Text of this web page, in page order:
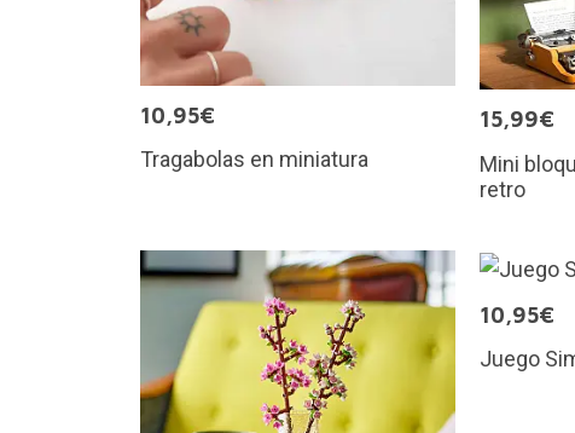
10,95€
Tragabolas en miniatura
15,99€
Mini
retro
10,95€
Juego